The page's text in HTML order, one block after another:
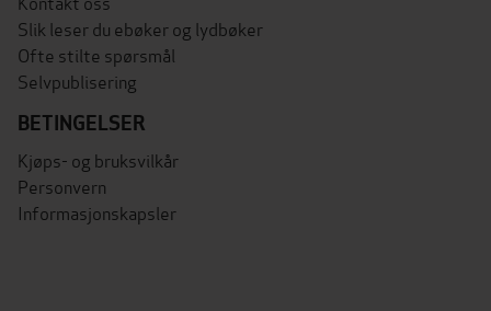
Slik leser du ebøker og lydbøker
Ofte stilte spørsmål
Selvpublisering
BETINGELSER
Kjøps- og bruksvilkår
Personvern
Informasjonskapsler